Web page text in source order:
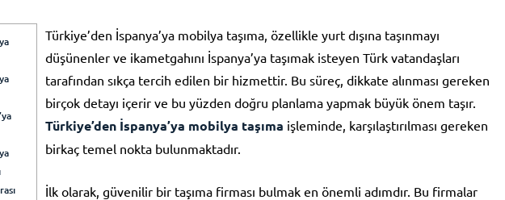
Türkiye’den İspanya’ya mobilya taşıma, özellikle yurt dışına taşınmayı
düşünenler ve ikametgahını İspanya’ya taşımak isteyen Türk vatandaşları
tarafından sıkça tercih edilen bir hizmettir. Bu süreç, dikkate alınması gereken
birçok detayı içerir ve bu yüzden doğru planlama yapmak büyük önem taşır.
Türkiye’den İspanya’ya mobilya taşıma işleminde, karşılaştırılması gereken
birkaç temel nokta bulunmaktadır.
İlk olarak, güvenilir bir taşıma firması bulmak en önemli adımdır. Bu firmalar